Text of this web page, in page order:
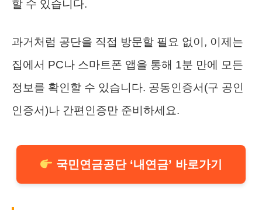
할 수 있습니다.
과거처럼 공단을 직접 방문할 필요 없이, 이제는
집에서 PC나 스마트폰 앱을 통해 1분 만에 모든
정보를 확인할 수 있습니다. 공동인증서(구 공인
인증서)나 간편인증만 준비하세요.
국민연금공단 ‘내연금’ 바로가기